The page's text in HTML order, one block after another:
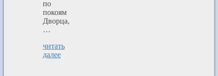
по
покоям
Дворца,
…
читать
далее